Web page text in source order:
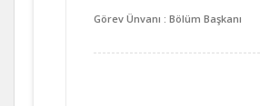
Görev Ünvanı : Bölüm Başkanı